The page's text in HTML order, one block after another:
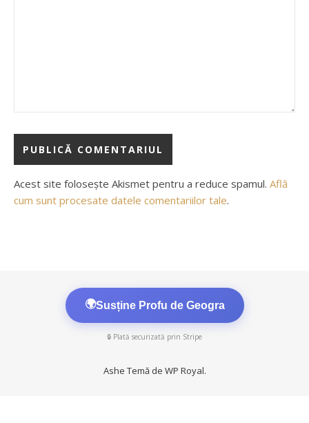
Acest site folosește Akismet pentru a reduce spamul. Află
cum sunt procesate datele comentariilor tale.
🌍Susține Profu de Geogra
🔒 Plată securizată prin Stripe
Ashe Temă de WP Royal.